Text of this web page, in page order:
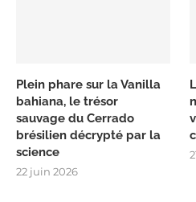
Plein phare sur la Vanilla
bahiana, le trésor
sauvage du Cerrado
brésilien décrypté par la
science
22 juin 2026